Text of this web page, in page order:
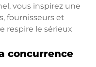
vous inspirez une
fournisseurs et
respire le sérieux
concurrence